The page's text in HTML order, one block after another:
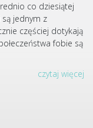
co dziesiątej
jednym z
częściej dotykają
fobie są
czytaj więcej